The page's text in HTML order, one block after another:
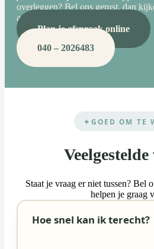
overleggen? Bel ons gerust, dan
agenda.
Plan je afspraak online
040 – 2026483
GOED OM TE
Staat je vraag er niet tussen?
helpen je graag
Hoe snel kan ik terecht?